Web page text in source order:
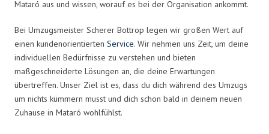
Mataró aus und wissen, worauf es bei der Organisation ankommt.
Bei Umzugsmeister Scherer Bottrop legen wir großen Wert auf
einen kundenorientierten Service. Wir nehmen uns Zeit, um deine
individuellen Bedürfnisse zu verstehen und bieten
maßgeschneiderte Lösungen an, die deine Erwartungen
übertreffen. Unser Ziel ist es, dass du dich während des Umzugs
um nichts kümmern musst und dich schon bald in deinem neuen
Zuhause in Mataró wohlfühlst.